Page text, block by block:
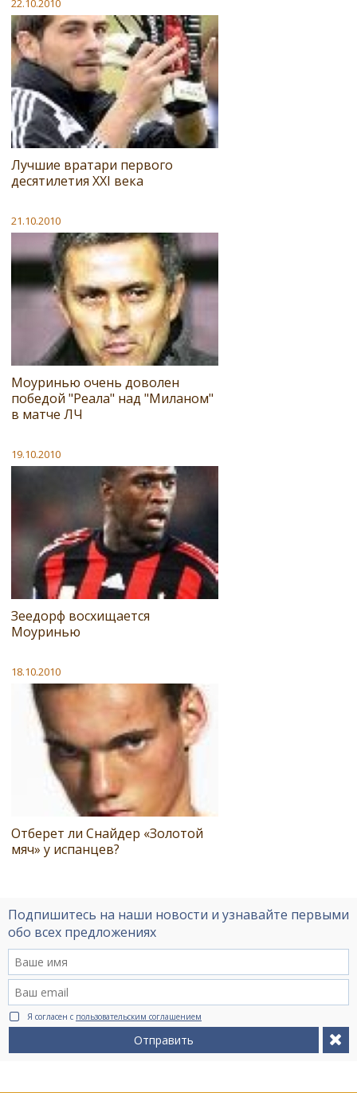
Лучшие вратари первого
десятилетия XXI века
21.10.2010
Моуринью очень доволен
победой "Реала" над "Миланом"
в матче ЛЧ
19.10.2010
Зеедорф восхищается
Моуринью
18.10.2010
Отберет ли Снайдер «Золотой
мяч» у испанцев?
Подпишитесь на наши новости и узнавайте первыми
обо всех предложениях
Я согласен с пользовательским соглашением
Отправить